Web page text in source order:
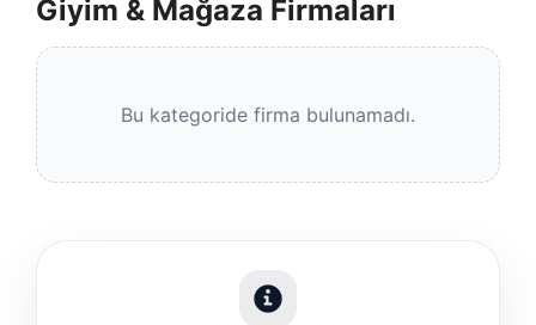
Giyim & Mağaza Firmaları
Bu kategoride firma bulunamadı.